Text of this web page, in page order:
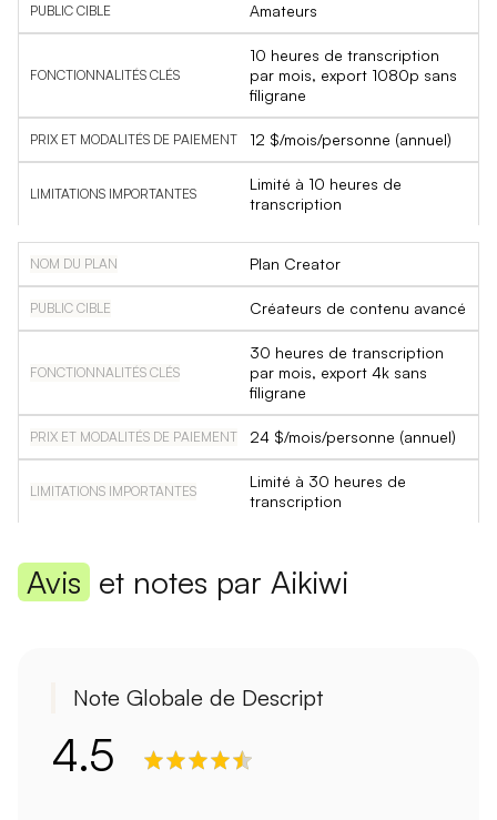
Amateurs
10 heures de transcription
par mois, export 1080p sans
filigrane
12 $/mois/personne (annuel)
Limité à 10 heures de
transcription
Plan Creator
Créateurs de contenu avancé
30 heures de transcription
par mois, export 4k sans
filigrane
24 $/mois/personne (annuel)
Limité à 30 heures de
transcription
Avis et notes par Aikiwi
Note Globale de Descript
4.5